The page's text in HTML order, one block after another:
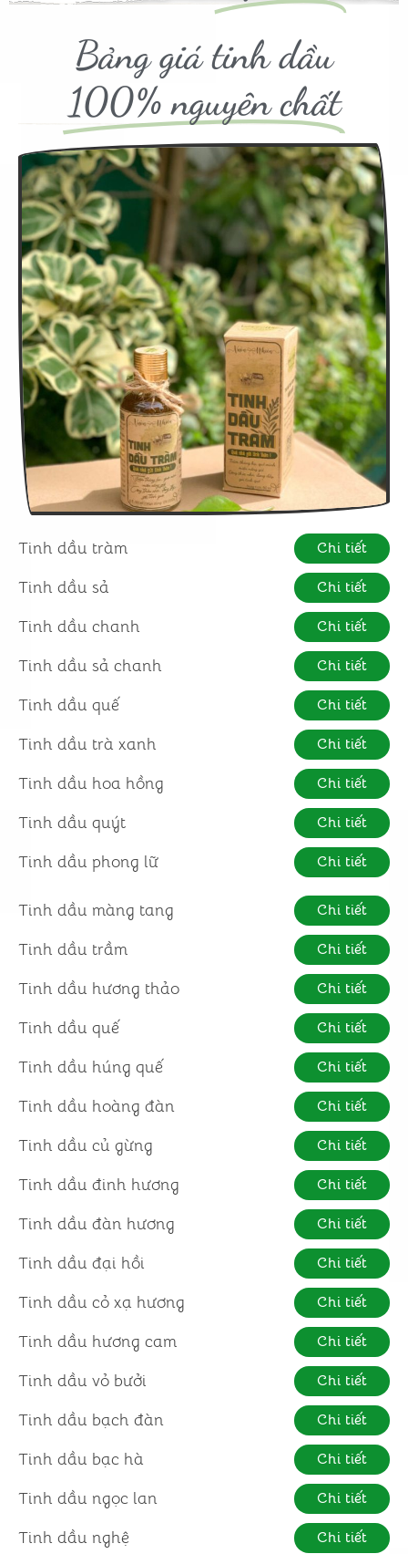
Bảng giá tinh dầu
100% nguyên chất
Tinh dầu tràm Chi tiết
Tinh dầu sả Chi tiết
Tinh dầu chanh Chi tiết
Tinh dầu sả chanh Chi tiết
Tinh dầu quế Chi tiết
Tinh dầu trà xanh Chi tiết
Tinh dầu hoa hồng Chi tiết
Tinh dầu quýt Chi tiết
Tinh dầu phong lữ Chi tiết
Tinh dầu màng tang Chi tiết
Tinh dầu trầm Chi tiết
Tinh dầu hương thảo Chi tiết
Tinh dầu quế Chi tiết
Tinh dầu húng quế Chi tiết
Tinh dầu hoàng đàn Chi tiết
Tinh dầu củ gừng Chi tiết
Tinh dầu đinh hương Chi tiết
Tinh dầu đàn hương Chi tiết
Tinh dầu đại hồi Chi tiết
Tinh dầu cỏ xạ hương Chi tiết
Tinh dầu hương cam Chi tiết
Tinh dầu vỏ bưởi Chi tiết
Tinh dầu bạch đàn Chi tiết
Tinh dầu bạc hà Chi tiết
Tinh dầu ngọc lan Chi tiết
Tinh dầu nghệ Chi tiết